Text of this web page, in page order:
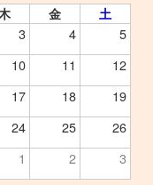
金 土
3 4
5
10 11
12
17 18
19
24 25
26
1 2 3